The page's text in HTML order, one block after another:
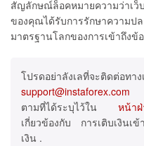
สัญลักษณ์ล็อคหมายความว่าเ
ของคุณได้รับการรักษาความป
มาตรฐานโลกของการเข้าถึงข้
โปรดอย่าลังเลที่จะติดต่อทา
support@instaforex.com
ตามที่ได้ระบุไว้ใน หน้า
เกี่ยวข้องกับ การเติบเงิน
เงิน .